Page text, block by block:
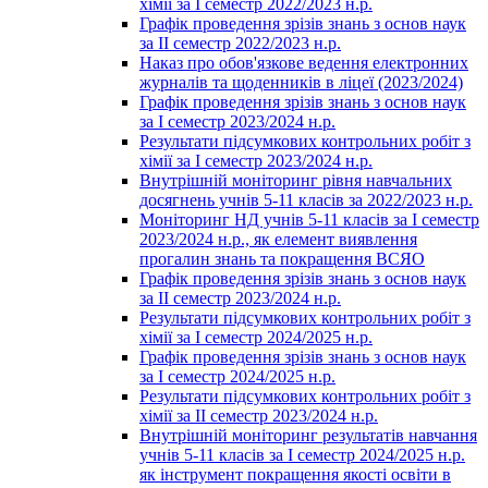
Графік проведення зрізів знань з основ наук
за ІІ семестр 2022/2023 н.р.
Наказ про обов'язкове ведення електронних
журналів та щоденників в ліцеї (2023/2024)
Графік проведення зрізів знань з основ наук
за І семестр 2023/2024 н.р.
Результати підсумкових контрольних робіт з
хімії за І семестр 2023/2024 н.р.
Внутрішній моніторинг рівня навчальних
досягнень учнів 5-11 класів за 2022/2023 н.р.
Моніторинг НД учнів 5-11 класів за І семестр
2023/2024 н.р., як елемент виявлення
прогалин знань та покращення ВСЯО
Графік проведення зрізів знань з основ наук
за ІІ семестр 2023/2024 н.р.
Результати підсумкових контрольних робіт з
хімії за І семестр 2024/2025 н.р.
Графік проведення зрізів знань з основ наук
за І семестр 2024/2025 н.р.
Результати підсумкових контрольних робіт з
хімії за ІІ семестр 2023/2024 н.р.
Внутрішній моніторинг результатів навчання
учнів 5-11 класів за І семестр 2024/2025 н.р.
як інструмент покращення якості освіти в